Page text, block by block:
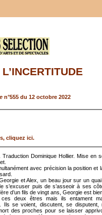
n°555 du 12 octobre 2022
cliquez ici.
Traduction Dominique Hollier. Mise en
avec précision la position et
et Alex, un beau jour sur un
puis de s’asseoir à ses
d’un fils de vingt ans, Georgie est
ces deux êtres mais ils entament
Ils se voient, discutent, se disputent,
des proches pour se laisser